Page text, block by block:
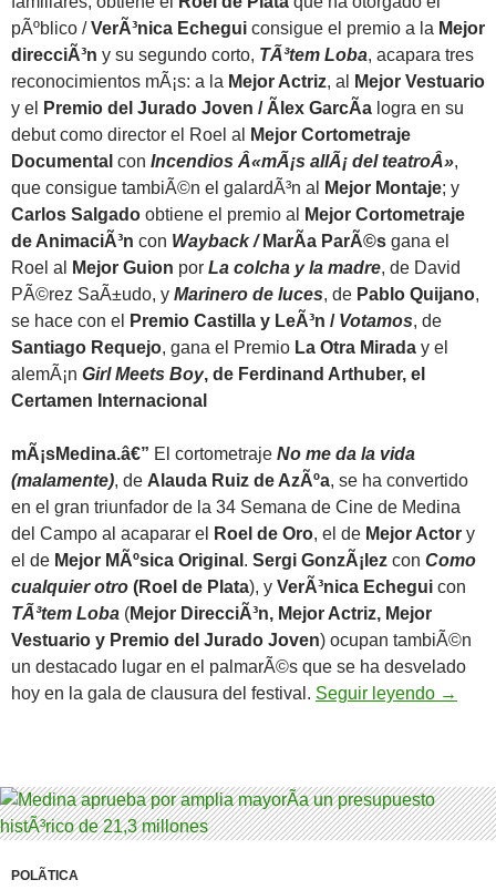
pÃºblico /VerÃ³nica Echegui consigue el premio a la Mejor
direcciÃ³n y su segundo corto, TÃ³tem Loba, acapara tres
reconocimientos mÃ¡s: a la Mejor Actriz, al
Mejor Vestuario
y el
Premio del Jurado Joven / Ãlex GarcÃ­a logra en su
debut como director el Roel al
Mejor Cortometraje
Documental con Incendios Â«mÃ¡s allÃ¡ del teatroÂ»,
que consigue tambiÃ©n el galardÃ³n al
Mejor Montaje; y
Carlos Salgado obtiene el premio al
Mejor Cortometraje
de AnimaciÃ³n con Wayback / MarÃ­a ParÃ©s gana el
Roel al
Mejor Guion por La colcha y la madre, de David
PÃ©rez SaÃ±udo, y Marinero de luces, de Pablo Quijano,
se hace con el
Premio Castilla y LeÃ³n / Votamos, de
Santiago Requejo, gana el Premio La Otra Mirada y el
alemÃ¡n Girl Meets Boy, de Ferdinand Arthuber, el
Certamen Internacional
mÃ¡sMedina.â€” El cortometraje No me da la vida
(malamente), de Alauda Ruiz de AzÃºa, se ha convertido
en el gran triunfador de la 34 Semana de Cine de Medina
del Campo al acaparar el
Roel de Oro, el de Mejor Actor y
el de Mejor MÃºsica Original . Sergi GonzÃ¡lez con Como
cualquier otro (Roel de Plata), y VerÃ³nica Echegui con
TÃ³tem Loba (Mejor DirecciÃ³n, Mejor Actriz, Mejor
Vestuario y Premio del Jurado Joven) ocupan tambiÃ©n
un destacado lugar en el palmarÃ©s que se ha desvelado
hoy en la gala de clausura del festival. Seguir leyendo No
→
POLÃ­TICA